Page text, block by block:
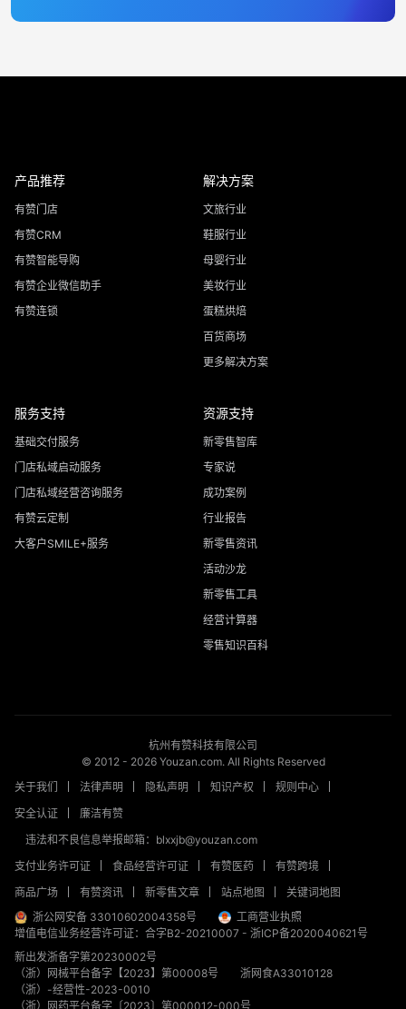
产品推荐
有赞门店
有赞CRM
有赞智能导购
有赞企业微信助手
有赞连锁
解决方案
文旅行业
鞋服行业
母婴行业
美妆行业
蛋糕烘焙
百货商场
更多解决方案
服务支持
基础交付服务
门店私域启动服务
门店私域经营咨询服务
有赞云定制
大客户SMILE+服务
资源支持
新零售智库
专家说
成功案例
行业报告
新零售资讯
活动沙龙
新零售工具
经营计算器
零售知识百科
杭州有赞科技有限公司
© 2012 - 2026Youzan.com. All Rights Reserved
关于我们
法律声明 隐私声明 知识产权
规则中心
安全认证
廉洁有赞
违法和不良信息举报邮箱：blxxjb@youzan.com
支付业务许可证
食品经营许可证 有赞医药
有赞跨境
商品广场
有赞资讯 新零售文章 站点地图
关键词地图
浙公网安备 33010602004358号
工商营业执照
增值电信业务经营许可证：合字B2-20210007 - 浙ICP备2020040621号
新出发浙备字第20230002号
（浙）网械平台备字【2023】第00008号
浙网食A33010128
（浙）-经营性-2023-0010
（浙）网药平台备字〔2023〕第000012-000号